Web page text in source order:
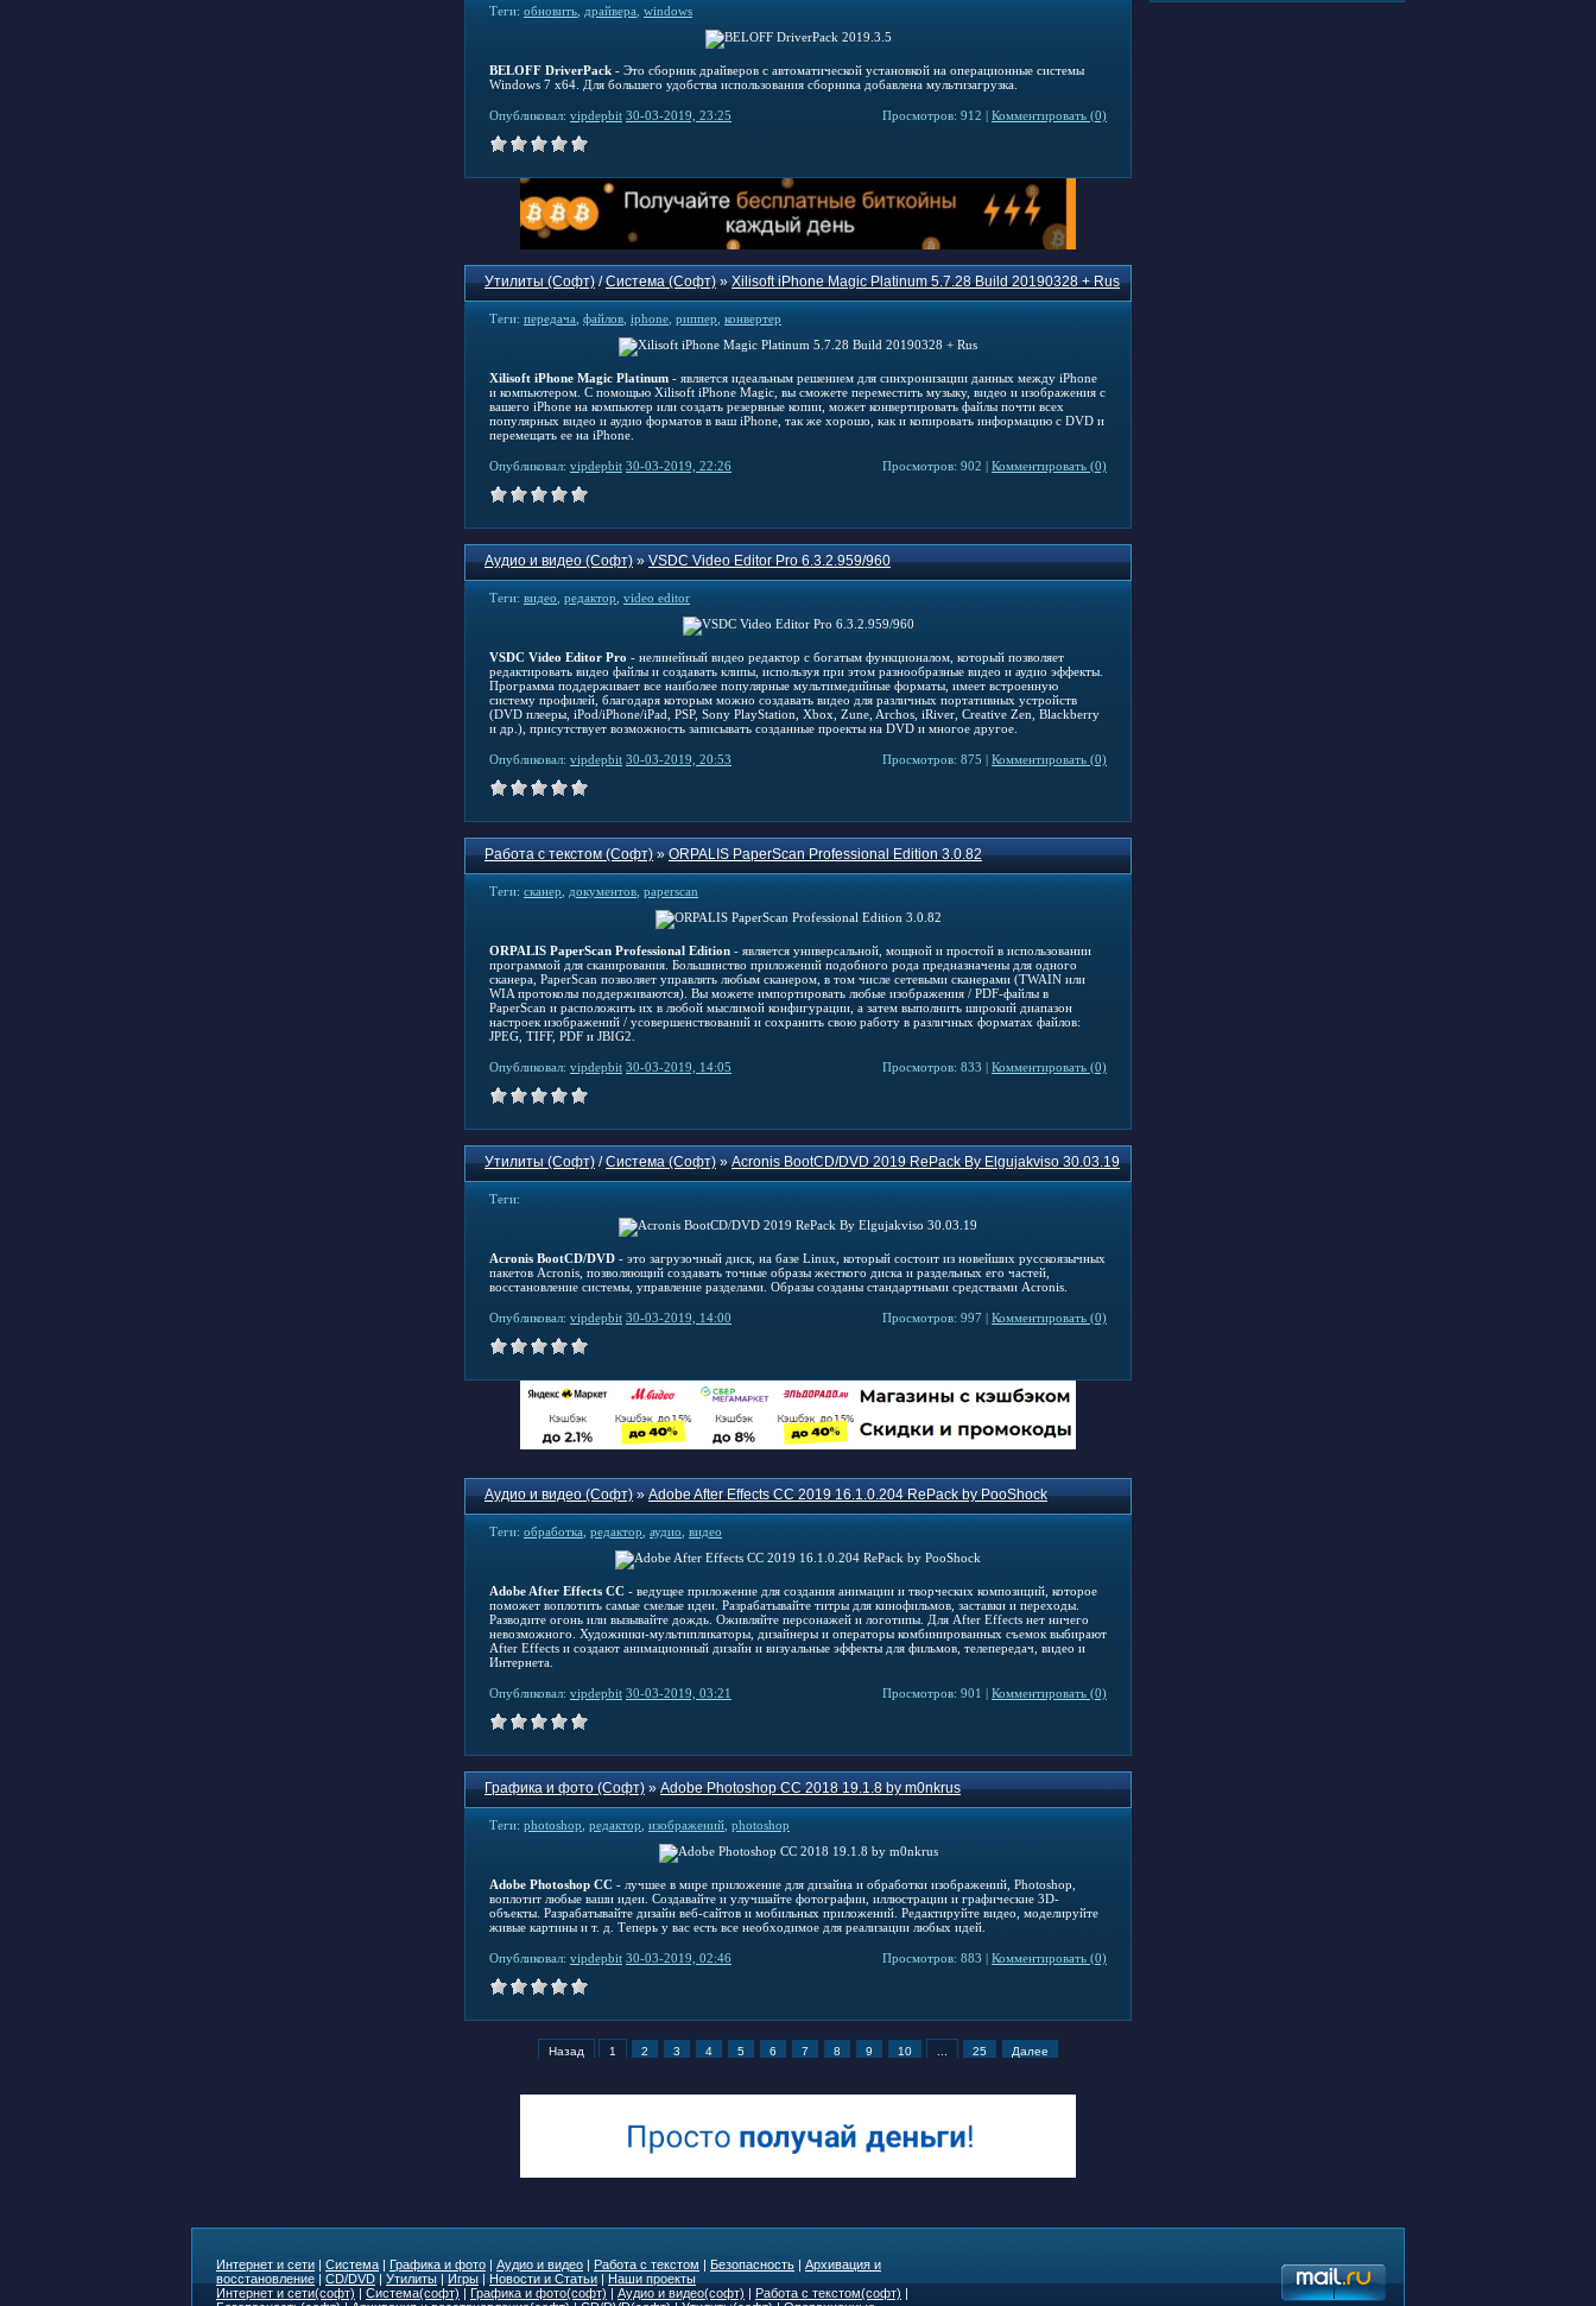
Теги: обновить драйвера windows
BELOFF DriverPack - Это сборник драйверов с автоматической установкой на операционные системы
Windows 7 x64. Для большего удобства использования сборника добавлена мультизагрузка.
Опубликовал: vipdepbit 30-03-2019, 23:25 Просмотров: 912 | Комментировать (0)
Утилиты (Софт)/Система (Софт)»Xilisoft iPhone Magic Platinum 5.7.28 Build 20190328 + Rus
Теги: передача файлов iphone риппер конвертер
Xilisoft iPhone Magic Platinum - является идеальным решением для синхронизации данных между iPhone
и компьютером. С помощью Xilisoft iPhone Magic, вы сможете переместить музыку, видео и изображения с
вашего iPhone на компьютер или создать резервные копии, может конвертировать файлы почти всех
популярных видео и аудио форматов в ваш iPhone, так же хорошо, как и копировать информацию с DVD и
перемещать ее на iPhone.
Опубликовал: vipdepbit 30-03-2019, 22:26 Просмотров: 902 | Комментировать (0)
Аудио и видео (Софт)»VSDC Video Editor Pro 6.3.2.959/960
Теги: видео редактор video editor
VSDC Video Editor Pro - нелинейный видео редактор с богатым функционалом, который позволяет
редактировать видео файлы и создавать клипы, используя при этом разнообразные видео и аудио эффекты.
Программа поддерживает все наиболее популярные мультимедийные форматы, имеет встроенную
систему профилей, благодаря которым можно создавать видео для различных портативных устройств
(DVD плееры, iPod/iPhone/iPad, PSP, Sony PlayStation, Xbox, Zune, Archos, iRiver, Creative Zen, Blackberry
и др.), присутствует возможность записывать созданные проекты на DVD и многое другое.
Опубликовал: vipdepbit 30-03-2019, 20:53 Просмотров: 875 | Комментировать (0)
Работа с текстом (Софт)»ORPALIS PaperScan Professional Edition 3.0.82
Теги: сканер документов paperscan
ORPALIS PaperScan Professional Edition - является универсальной, мощной и простой в использовании
программой для сканирования. Большинство приложений подобного рода предназначены для одного
сканера, PaperScan позволяет управлять любым сканером, в том числе сетевыми сканерами (TWAIN или
WIA протоколы поддерживаются). Вы можете импортировать любые изображения / PDF-файлы в
PaperScan и расположить их в любой мыслимой конфигурации, а затем выполнить широкий диапазон
настроек изображений / усовершенствований и сохранить свою работу в различных форматах файлов:
JPEG, TIFF, PDF и JBIG2.
Опубликовал: vipdepbit 30-03-2019, 14:05 Просмотров: 833 | Комментировать (0)
Утилиты (Софт)/Система (Софт)»Acronis BootCD/DVD 2019 RePack By Elgujakviso 30.03.19
Теги:
Acronis BootCD/DVD - это загрузочный диск, на базе Linux, который состоит из новейших русскоязычных
пакетов Acronis, позволяющий создавать точные образы жесткого диска и раздельных его частей,
восстановление системы, управление разделами. Образы созданы стандартными средствами Acronis.
Опубликовал: vipdepbit 30-03-2019, 14:00 Просмотров: 997 | Комментировать (0)
Аудио и видео (Софт)»Adobe After Effects CC 2019 16.1.0.204 RePack by PooShock
Теги: обработка редактор аудио видео
Adobe After Effects CC - ведущее приложение для создания анимации и творческих композиций, которое
поможет воплотить самые смелые идеи. Разрабатывайте титры для кинофильмов, заставки и переходы.
Разводите огонь или вызывайте дождь. Оживляйте персонажей и логотипы. Для After Effects нет ничего
невозможного. Художники-мультипликаторы, дизайнеры и операторы комбинированных съемок выбирают
After Effects и создают анимационный дизайн и визуальные эффекты для фильмов, телепередач, видео и
Интернета.
Опубликовал: vipdepbit 30-03-2019, 03:21 Просмотров: 901 | Комментировать (0)
Графика и фото (Софт)»Adobe Photoshop CC 2018 19.1.8 by m0nkrus
Теги: photoshop редактор изображений photoshop
Adobe Photoshop CC - лучшее в мире приложение для дизайна и обработки изображений, Photoshop,
воплотит любые ваши идеи. Создавайте и улучшайте фотографии, иллюстрации и графические 3D-
объекты. Разрабатывайте дизайн веб-сайтов и мобильных приложений. Редактируйте видео, моделируйте
живые картины и т. д. Теперь у вас есть все необходимое для реализации любых идей.
Опубликовал: vipdepbit 30-03-2019, 02:46 Просмотров: 883 | Комментировать (0)
Назад 1 2 3 4 5 6 7 8 9 10 25 Далее
Интернет и сети Система Графика и фото Аудио и видео Работа с текстом Безопасность
Архивация и
восстановление
CD/DVD Утилиты Игры Новости и Статьи
Наши проекты
Интернет и сети(софт)
Система(софт) Графика и фото(софт) Аудио и видео(софт) Работа с текстом(софт)